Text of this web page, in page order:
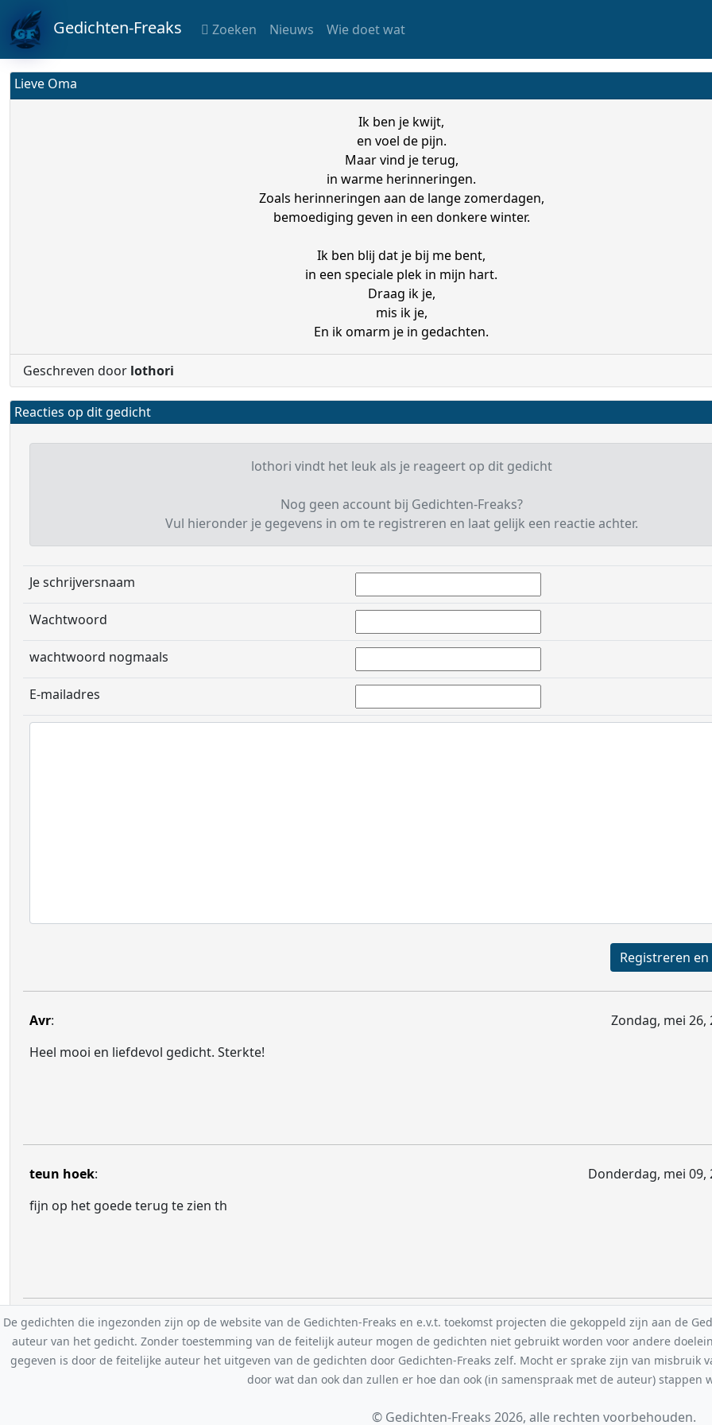
Gedichten-Freaks Zoeken Nieuws Wie doet wat
Lieve Oma
Ik ben je kwijt,
en voel de pijn.
Maar vind je terug,
in warme herinneringen.
Zoals herinneringen aan de lange zomerdagen,
bemoediging geven in een donkere winter.
Ik ben blij dat je bij me bent,
in een speciale plek in mijn hart.
Draag ik je,
mis ik je,
En ik omarm je in gedachten.
Geschreven door lothori
Reacties op dit gedicht
lothori vindt het leuk als je reageert op dit gedicht
Nog geen account bij Gedichten-Freaks?
Vul hieronder je gegevens in om te registreren en laat gelijk een reactie achter.
Je schrijversnaam
Wachtwoord
wachtwoord nogmaals
E-mailadres
Avr:
Zondag, mei 26,
Heel mooi en liefdevol gedicht. Sterkte!
teun hoek:
Donderdag, mei 09,
fijn op het goede terug te zien th
De gedichten die ingezonden zijn op de website van de Gedichten-Freaks en e.v.t. toekomst projecten die gekoppeld zijn aan de
auteur van het gedicht. Zonder toestemming van de feitelijk auteur mogen de gedichten niet gebruikt worden voor andere
gegeven is door de feitelijke auteur het uitgeven van de gedichten door Gedichten-Freaks zelf. Mocht er sprake zijn van
door wat dan ook dan zullen er hoe dan ook (in samenspraak met de auteur) stappen
© Gedichten-Freaks 2026, alle rechten voorbehouden.